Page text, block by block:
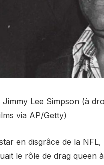
Lee Simpson (à
via AP/Getty)
en disgrâce de la
le rôle de drag queen